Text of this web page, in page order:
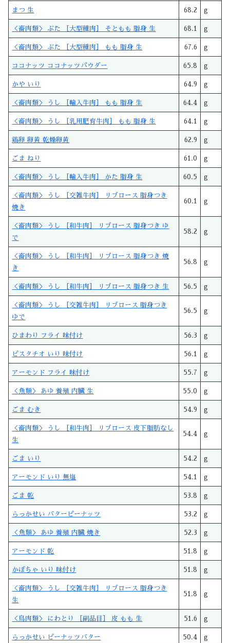
まつ 生 68.2 g
＜畜肉類＞ ぶた ［大型種肉］ そともも 脂身 生 68.1 g
＜畜肉類＞ ぶた ［大型種肉］ もも 脂身 生 67.6 g
ココナッツ ココナッツパウダー 65.8 g
かや いり 64.9 g
＜畜肉類＞ うし ［輸入牛肉］ もも 脂身 生 64.4 g
＜畜肉類＞ うし ［乳用肥育牛肉］ もも 脂身 生 64.1 g
鶏卵 卵黄 乾燥卵黄 62.9 g
ごま ねり 61.0 g
＜畜肉類＞ うし ［輸入牛肉］ かた 脂身 生 60.5 g
＜畜肉類＞ うし ［交雑牛肉］ リブロース 脂身つき
焼き
60.1 g
＜畜肉類＞ うし ［和牛肉］ リブロース 脂身つき ゆ
で
58.2 g
＜畜肉類＞ うし ［和牛肉］ リブロース 脂身つき 焼
き
56.8 g
＜畜肉類＞ うし ［和牛肉］ リブロース 脂身つき 生 56.5 g
＜畜肉類＞ うし ［交雑牛肉］ リブロース 脂身つき
ゆで
56.5 g
ひまわり フライ 味付け 56.3 g
ピスタチオ いり 味付け 56.1 g
アーモンド フライ 味付け 55.7 g
＜魚類＞ あゆ 養殖 内臓 生 55.0 g
ごま むき 54.9 g
＜畜肉類＞ うし ［和牛肉］ リブロース 皮下脂肪なし
生
54.4 g
ごま いり 54.2 g
アーモンド いり 無塩 54.1 g
ごま 乾 53.8 g
らっかせい バターピーナッツ 53.2 g
＜魚類＞ あゆ 養殖 内臓 焼き 52.3 g
アーモンド 乾 51.8 g
かぼちゃ いり 味付け 51.8 g
＜畜肉類＞ うし ［交雑牛肉］ リブロース 脂身つき
生
51.8 g
＜鳥肉類＞ にわとり ［副品目］ 皮 もも 生 51.6 g
らっかせい ピーナッツバター 50.4 g